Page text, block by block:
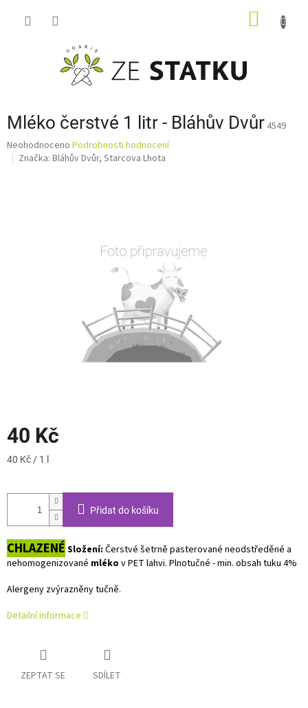
Mléko čerstvé 1 litr - Bláhův Dvůr 4549
Průměrné
hodnocení
Neohodnoceno Podrobnosti hodnocení
Značka: Bláhův Dvůr, Starcova Lhota
40 Kč
Měrná
40 Kč / 1 l
Přidat do košíku
CHLAZENÉ Složení: Čerstvé šetrně pasterované neodstředěné a
nehomogenizované mléko v PET lahvi. Plnotučné - min. obsah tuku 4%
Alergeny zvýrazněny tučně.
Detailní informace
ZEPTAT SE SDÍLET